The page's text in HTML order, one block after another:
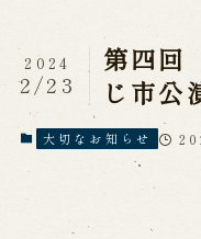
淡路人形
淡路人形座とは
人間国宝 故鶴
淡路人形座の成
淡路人形座で
淡路人形浄瑠
第四
じ市公
2024
2/23
大切なお知らせ